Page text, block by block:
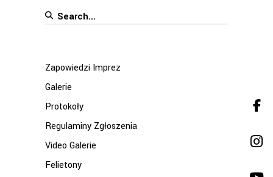
Search
Zapowiedzi Imprez
Galerie
Protokoły
Regulaminy Zgłoszenia
Video Galerie
Felietony